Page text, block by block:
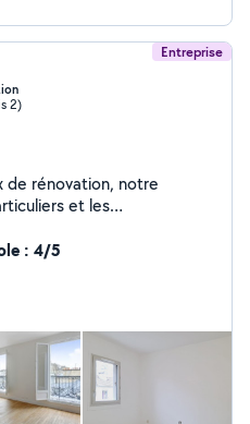
Entreprise
2)
de rénovation, notre
et les
et locaux
des prestations de qualité
de votre budget.
mise aux normes,
de sols (parquet,
(préparation, enduits,
montage de
: 4/5